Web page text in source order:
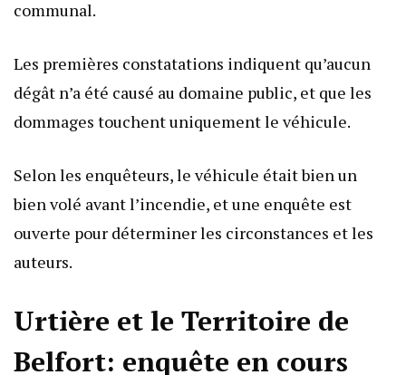
communal.
Les premières constatations indiquent qu’aucun
dégât n’a été causé au domaine public, et que les
dommages touchent uniquement le véhicule.
Selon les enquêteurs, le véhicule était bien un
bien volé avant l’incendie, et une enquête est
ouverte pour déterminer les circonstances et les
auteurs.
Urtière et le Territoire de
Belfort: enquête en cours